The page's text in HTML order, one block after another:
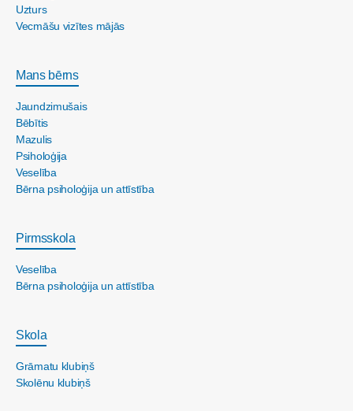
Uzturs
Vecmāšu vizītes mājās
Mans bērns
Jaundzimušais
Bēbītis
Mazulis
Psiholoģija
Veselība
Bērna psiholoģija un attīstība
Pirmsskola
Veselība
Bērna psiholoģija un attīstība
Skola
Grāmatu klubiņš
Skolēnu klubiņš